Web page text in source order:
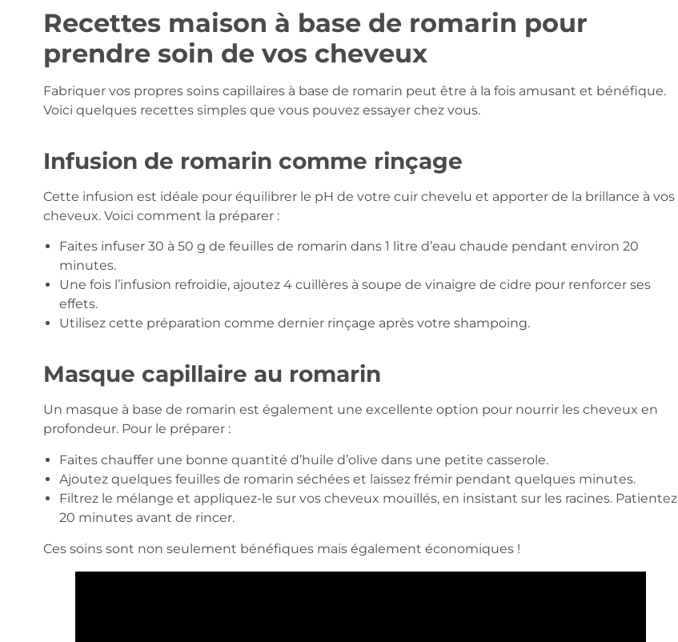
Recettes maison à base de romarin pour
prendre soin de vos cheveux
Fabriquer vos propres soins capillaires à base de romarin peut être à la fois amusant et bénéfique.
Voici quelques recettes simples que vous pouvez essayer chez vous.
Infusion de romarin comme rinçage
Cette infusion est idéale pour équilibrer le pH de votre cuir chevelu et apporter de la brillance à vos
cheveux. Voici comment la préparer :
Faites infuser 30 à 50 g de feuilles de romarin dans 1 litre d’eau chaude pendant environ 20
minutes.
Une fois l’infusion refroidie, ajoutez 4 cuillères à soupe de vinaigre de cidre pour renforcer ses
effets.
Utilisez cette préparation comme dernier rinçage après votre shampoing.
Masque capillaire au romarin
Un masque à base de romarin est également une excellente option pour nourrir les cheveux en
profondeur. Pour le préparer :
Faites chauffer une bonne quantité d’huile d’olive dans une petite casserole.
Ajoutez quelques feuilles de romarin séchées et laissez frémir pendant quelques minutes.
Filtrez le mélange et appliquez-le sur vos cheveux mouillés, en insistant sur les racines. Patientez
20 minutes avant de rincer.
Ces soins sont non seulement bénéfiques mais également économiques !